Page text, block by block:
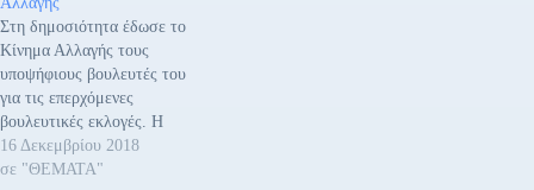
Β1΄ΒΟΡΕΙΟΥ ΤΟΜΕΑ
ΑΘΗΝΩΝ ΚΟΝΤΟΦΑΚΑΣ
ΔΗΜΗΤΡΙΟΣ του ΚΩΝ/
ΝΤΙΝΟΥ ΚΩΤΣΑΚΗ
ΜΑΡΙΑΝΘΗ του
ΠΑΝΑΓΙΩΤΗ
ΠΑΠΑΔΟΠΟΥΛΟΣ
ΑΝΤΩΝΙΟΣ του
Στη δημοσιότητα έδωσε το
Κίνημα Αλλαγής τους
υποψήφιους βουλευτές του
για τις επερχόμενες
βουλευτικές εκλογές. Η
ανακοίνωση
πραγματοποιήθηκε κατά την
16 Δεκεμβρίου 2018
σε "ΘΕΜΑΤΑ"